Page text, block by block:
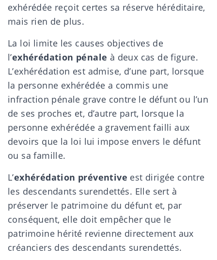
exhérédée reçoit certes sa réserve héréditaire,
mais rien de plus.
La loi limite les causes objectives de
l’exhérédation pénale à deux cas de figure.
L’exhérédation est admise, d’une part, lorsque
la personne exhérédée a commis une
infraction pénale grave contre le défunt ou l’un
de ses proches et, d’autre part, lorsque la
personne exhérédée a gravement failli aux
devoirs que la loi lui impose envers le défunt
ou sa famille.
L’exhérédation préventive est dirigée contre
les descendants surendettés. Elle sert à
préserver le patrimoine du défunt et, par
conséquent, elle doit empêcher que le
patrimoine hérité revienne directement aux
créanciers des descendants surendettés.